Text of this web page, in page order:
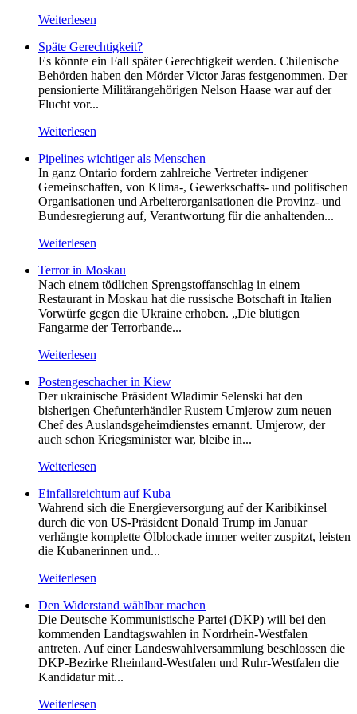
Weiterlesen
Späte Gerechtigkeit?
Es könnte ein Fall später Gerechtigkeit werden. Chilenische
Behörden haben den Mörder Victor Jaras festgenommen. Der
pensionierte Militärangehörigen Nelson Haase war auf der
Flucht vor...
Weiterlesen
Pipelines wichtiger als Menschen
In ganz Ontario fordern zahlreiche Vertreter indigener
Gemeinschaften, von Klima-, Gewerkschafts- und politischen
Organisationen und Arbeiterorganisationen die Provinz- und
Bundesregierung auf, Verantwortung für die anhaltenden...
Weiterlesen
Terror in Moskau
Nach einem tödlichen Sprengstoffanschlag in einem
Restaurant in Moskau hat die russische Botschaft in Italien
Vorwürfe gegen die Ukraine erhoben. „Die blutigen
Fangarme der Terrorbande...
Weiterlesen
Postengeschacher in Kiew
Der ukrainische Präsident Wladimir Selenski hat den
bisherigen Chefunterhändler Rustem Umjerow zum neuen
Chef des Auslandsgeheimdienstes ernannt. Umjerow, der
auch schon Kriegsminister war, bleibe in...
Weiterlesen
Einfallsreichtum auf Kuba
Wahrend sich die Energieversorgung auf der Karibikinsel
durch die von US-Präsident Donald Trump im Januar
verhängte komplette Ölblockade immer weiter zuspitzt, leisten
die Kubanerinnen und...
Weiterlesen
Den Widerstand wählbar machen
Die Deutsche Kommunistische Partei (DKP) will bei den
kommenden Landtagswahlen in Nordrhein-Westfalen
antreten. Auf einer Landeswahlversammlung beschlossen die
DKP-Bezirke Rheinland-Westfalen und Ruhr-Westfalen die
Kandidatur mit...
Weiterlesen